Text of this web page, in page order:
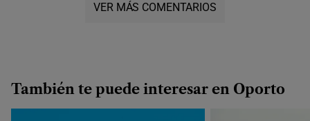
VER MÁS COMENTARIOS
También te puede interesar en Oporto